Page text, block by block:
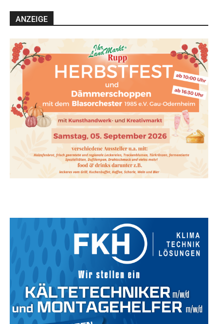
ANZEIGE